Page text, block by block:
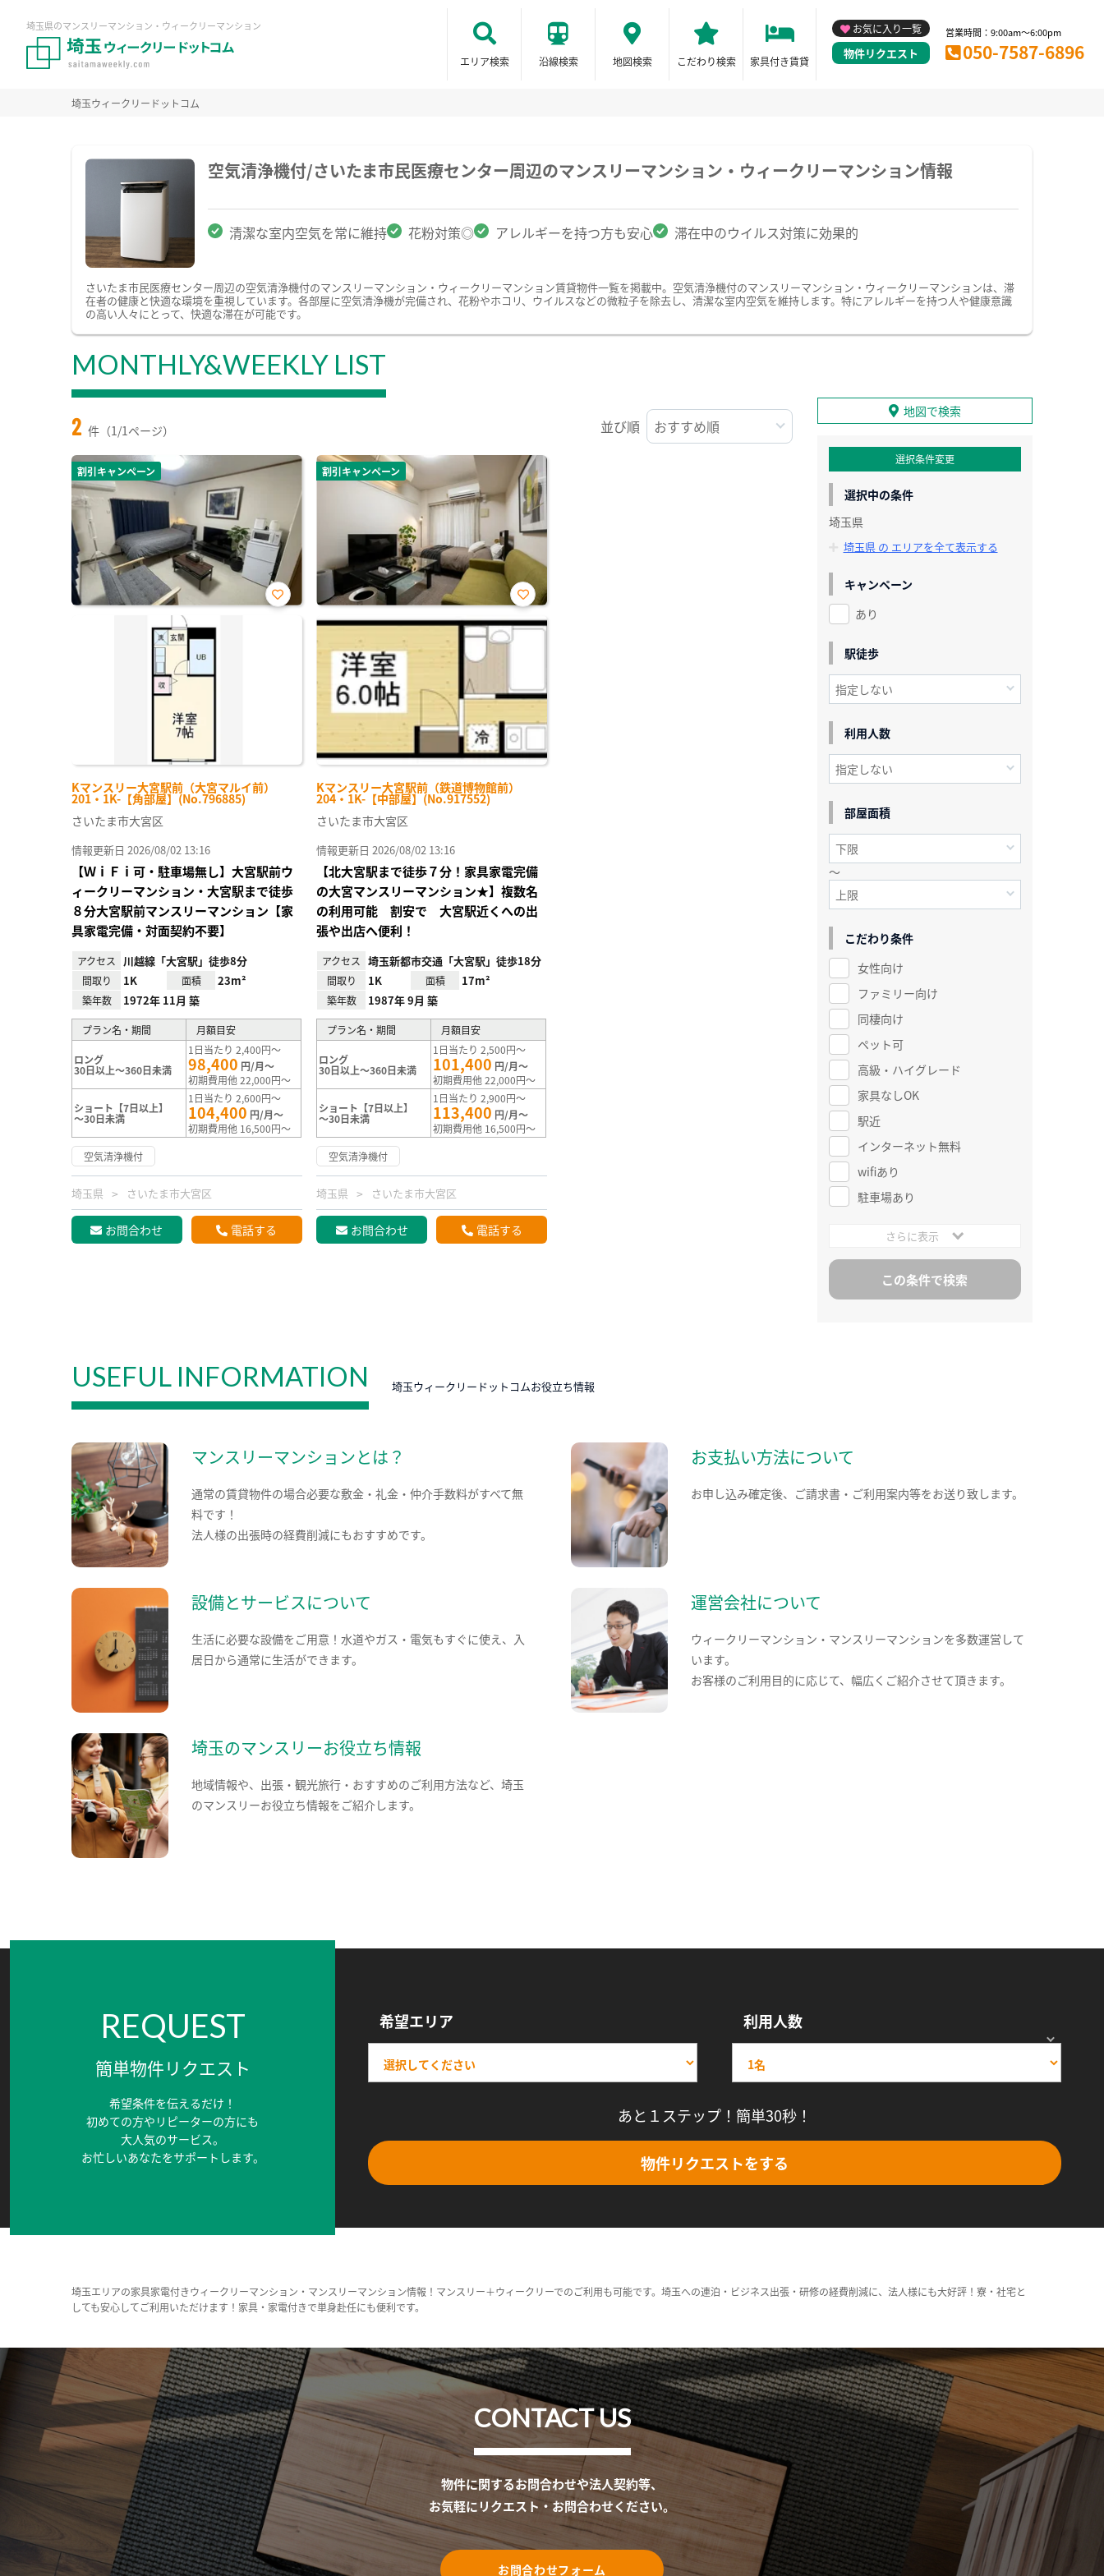
埼玉県のマンスリーマンション・ウィークリーマンション
エリア検索 沿線検索 地図検索 こだわり検索 家具付き賃貸
お気に入り一覧
物件リクエスト
営業時間：9:00am～6:00pm
050-7587-6896
埼玉ウィークリードットコム
空気清浄機付/さいたま市民医療センター周辺のマンスリーマンション・ウィークリーマンション情報
清潔な室内空気を常に維持 花粉対策◎ アレルギーを持つ方も安心 滞在中のウイルス対策に効果的
さいたま市民医療センター周辺の空気清浄機付のマンスリーマンション・ウィークリーマンション賃貸物件一覧を掲載中。空気清浄機付のマンスリーマンション・ウィークリーマンションは、滞
在者の健康と快適な環境を重視しています。各部屋に空気清浄機が完備され、花粉やホコリ、ウイルスなどの微粒子を除去し、清潔な室内空気を維持します。特にアレルギーを持つ人や健康意識
の高い人々にとって、快適な滞在が可能です。
MONTHLY&WEEKLY LIST
2 件（1/1ページ） 並び順
割引キャンペーン
Kマンスリー大宮駅前（大宮マルイ前）
201・1K-【角部屋】(No.796885)
お気
さいたま市大宮区
情報更新日 2026/08/02 13:16
【ＷｉＦｉ可・駐車場無し】大宮駅前ウ
ィークリーマンション・大宮駅まで徒歩
８分大宮駅前マンスリーマンション【家
具家電完備・対面契約不要】
アクセス 川越線「大宮駅」徒歩8分
間取り 1K 面積 23m²
築年数 1972年 11月 築
プラン名・期間 月額目安
ロング
30日以上～360日未満
1日当たり 2,400円～
98,400 円/月～
初期費用他 22,000円～
ショート【7日以上】
～30日未満
1日当たり 2,600円～
104,400 円/月～
初期費用他 16,500円～
空気清浄機付
埼玉県 さいたま市大宮区
お問合わせ 電話する
割引キャンペーン
Kマンスリー大宮駅前（鉄道博物館前）
204・1K-【中部屋】(No.917552)
お気
に入
り登
さいたま市大宮区
情報更新日 2026/08/02 13:16
【北大宮駅まで徒歩７分！家具家電完備
の大宮マンスリーマンション★】複数名
の利用可能 割安で 大宮駅近くへの出
張や出店へ便利！
アクセス 埼玉新都市交通「大宮駅」徒歩18分
間取り 1K 面積 17m²
築年数 1987年 9月 築
プラン名・期間 月額目安
ロング
30日以上～360日未満
1日当たり 2,500円～
101,400 円/月～
初期費用他 22,000円～
ショート【7日以上】
～30日未満
1日当たり 2,900円～
113,400 円/月～
初期費用他 16,500円～
空気清浄機付
埼玉県 さいたま市大宮区
お問合わせ 電話する
地図で検索
選択条件変更
選択中の条件
埼玉県
埼玉県 の エリアを全て表示する
キャンペーン
あり
駅徒歩
利用人数
部屋面積
～
こだわり条件
女性向け
ファミリー向け
同棲向け
ペット可
高級・ハイグレード
家具なしOK
駅近
インターネット無料
wifiあり
駐車場あり
さらに表示
USEFUL INFORMATION 埼玉ウィークリードットコムお役立ち情報
マンスリーマンションとは？
通常の賃貸物件の場合必要な敷金・礼金・仲介手数料がすべて無
料です！
法人様の出張時の経費削減にもおすすめです。
お支払い方法について
お申し込み確定後、ご請求書・ご利用案内等をお送り致します。
設備とサービスについて
生活に必要な設備をご用意！水道やガス・電気もすぐに使え、入
居日から通常に生活ができます。
運営会社について
ウィークリーマンション・マンスリーマンションを多数運営して
います。
お客様のご利用目的に応じて、幅広くご紹介させて頂きます。
埼玉のマンスリーお役立ち情報
地域情報や、出張・観光旅行・おすすめのご利用方法など、埼玉
のマンスリーお役立ち情報をご紹介します。
REQUEST
簡単物件リクエスト
希望条件を伝えるだけ！
初めての方やリピーターの方にも
大人気のサービス。
お忙しいあなたをサポートします。
希望エリア 利用人数
あと１ステップ！簡単30秒！
物件リクエストをする
埼玉エリアの家具家電付きウィークリーマンション・マンスリーマンション情報！マンスリー＋ウィークリーでのご利用も可能です。埼玉への連泊・ビジネス出張・研修の経費削減に、法人様にも大好評！寮・社宅と
しても安心してご利用いただけます！家具・家電付きで単身赴任にも便利です。
CONTACT US
物件に関するお問合わせや法人契約等、
お気軽にリクエスト・お問合わせください。
お問合わせフォーム